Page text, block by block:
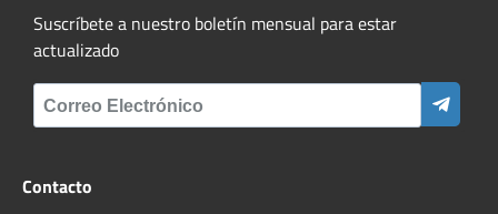
Suscríbete a nuestro boletín mensual para estar
actualizado
Contacto